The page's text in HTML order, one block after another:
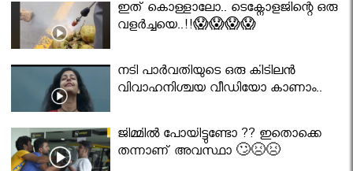
ഇത് കൊള്ളാലോ.. ടെക്നോളജിന്റെ ഒരു
വളർച്ചയെ..!!😱😱😱😱
നടി പാർവതിയുടെ ഒരു കിടിലൻ
വിവാഹനിശ്ചയ വീഡിയോ കാണാം..
ജിമ്മിൽ പോയിട്ടുണ്ടോ ?? ഇതൊക്കെ
തന്നാണ് അവസ്ഥാ 🙄😣😣